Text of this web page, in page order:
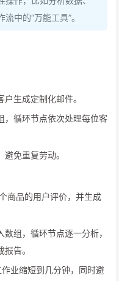
中的“万能工具”。
生成定制化邮件。
，循环节点依次处理每位客
免重复劳动。
商品的用户评价，并生成
组，循环节点逐一分析，
告。
业缩短到几分钟，同时避